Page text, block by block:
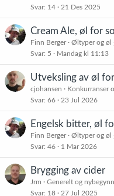
Svar 14 21 Des 2025
Cream Ale, øl for
Finn Berger
Øltyper og øl
Svar 5 Mandag kl 11:13
Utveksling av øl
cjohansen
Konkurranser
Svar 66 23 Jul 2026
Engelsk bitter, øl
Finn Berger
Øltyper og øl
Svar 46 1 Mar 2026
Brygging av cider
Jrm
Generelt og
Svar 18 27 Jul 2025